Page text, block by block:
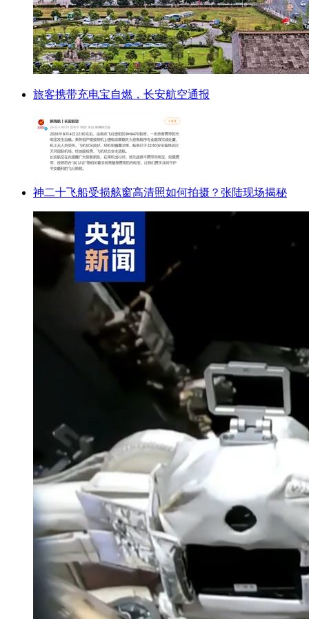
旅客携带充电宝自燃，长安航空通报
神二十飞船受损舷窗高清照如何拍摄？张陆现场揭秘